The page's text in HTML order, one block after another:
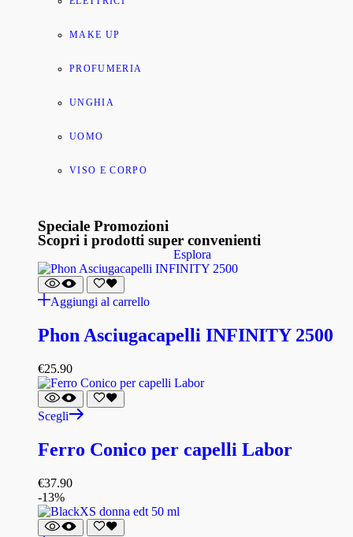
MAKE UP
PROFUMERIA
UNGHIA
UOMO
VISO E CORPO
Speciale Promozioni
Scopri i prodotti super convenienti
Esplora
Aggiungi al carrello
Phon Asciugacapelli INFINITY 2500
€25.90
Scegli
Ferro Conico per capelli Labor
€37.90
-13%